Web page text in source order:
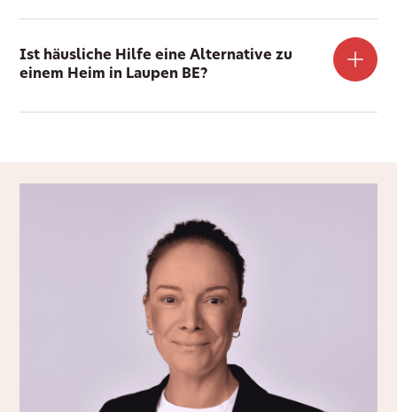
Ist häusliche Hilfe eine Alternative zu
einem Heim in Laupen BE?